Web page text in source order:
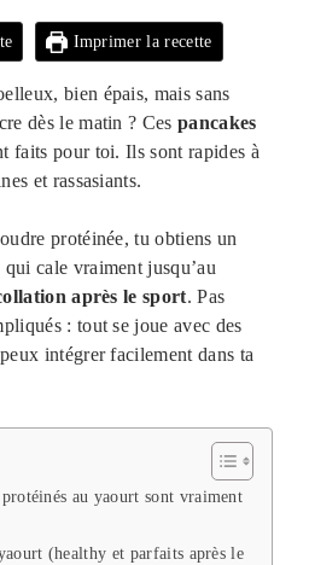
Imprimer la recette
bien épais, mais sans
dès le matin ? Cespancakes
faits pour toi. Ils sont rapides à
et rassasiants.
protéinée, tu obtiens un
qui cale vraiment jusqu’au
après le sport. Pas
: tout se joue avec des
intégrer facilement dans ta
au yaourt sont vraiment
(healthy et parfaits après le